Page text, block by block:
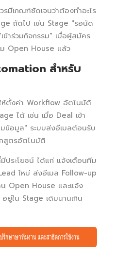
มีเกณฑ์ชัดเจนว่าต้องทำอะไร
ถัดไป เช่น Stage "รอนัด
ข้าร่วมกิจกรรม" เมื่อผู้สมัคร
ม Open House แล้ว
สำหรับ
ห้ตั้งค่า Workflow อัตโนมัติ
ได้ เช่น เมื่อ Deal เข้า
ข้อมูล" ระบบส่งอีเมลต้อนรับ
สูตรอัตโนมัติ
ประโยชน์ ได้แก่ แจ้งเตือนทีม
ใหม่ ส่งอีเมล Follow-up
Open House และแจ้ง
ยู่ใน Stage เดิมนานเกิน